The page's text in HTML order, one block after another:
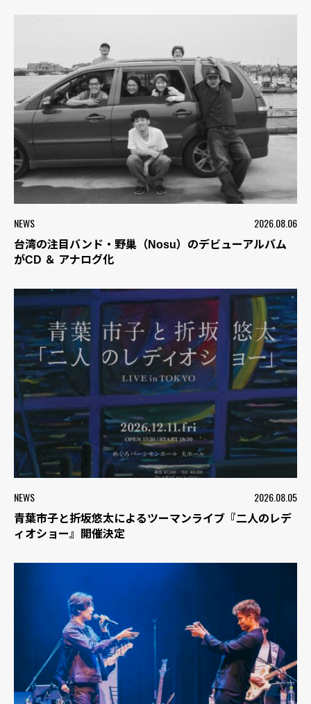
NEWS 2026.08.06
台湾の注目バンド・野巢（Nosu）のデビューアルバム
がCD ＆ アナログ化
NEWS 2026.08.05
青葉市子と折坂悠太によるツーマンライブ『二人のレデ
ィオショー』開催決定